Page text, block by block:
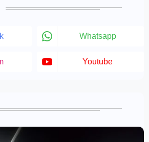
Whatsapp
Youtube